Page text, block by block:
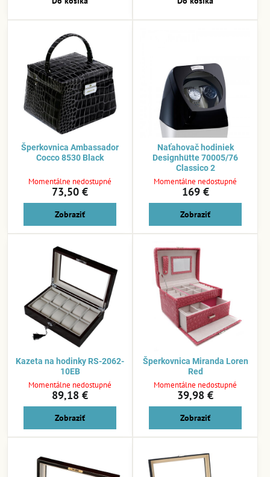
Šperkovnica Ambassador
Cocco 8530 Black
Momentálne nedostupné
73,50 €
Zobraziť
Naťahovač hodiniek
Designhütte 70005/76
Classico 2
Momentálne nedostupné
169 €
Zobraziť
Kazeta na hodinky RS-2062-
10EB
Momentálne nedostupné
89,18 €
Zobraziť
Šperkovnica Miranda Loren
Red
Momentálne nedostupné
39,98 €
Zobraziť